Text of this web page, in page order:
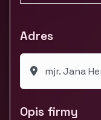
Adres
mjr. Jana
Opis firmy